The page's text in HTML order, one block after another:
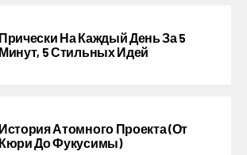
Прически На Каждый День За 5
Минут, 5 Стильных Идей
История Атомного Проекта (от
Кюри До Фукусимы)